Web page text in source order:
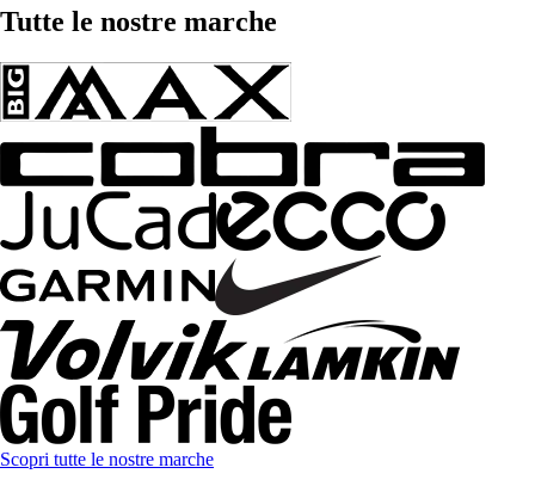
Tutte le nostre marche
Scopri tutte le nostre marche